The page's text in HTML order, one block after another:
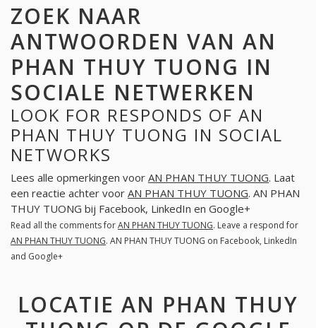
ZOEK NAAR
ANTWOORDEN VAN AN
PHAN THUY TUONG IN
SOCIALE NETWERKEN
LOOK FOR RESPONDS OF AN
PHAN THUY TUONG IN SOCIAL
NETWORKS
Lees alle opmerkingen voor AN PHAN THUY TUONG. Laat
een reactie achter voor AN PHAN THUY TUONG. AN PHAN
THUY TUONG bij Facebook, LinkedIn en Google+
Read all the comments forAN PHAN THUY TUONG. Leave a respond for
AN PHAN THUY TUONG. AN PHAN THUY TUONG on Facebook, LinkedIn
and Google+
LOCATIE AN PHAN THUY